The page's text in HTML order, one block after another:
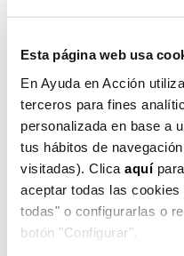
Esta página web usa
En Ayuda en Acción
terceros para fines
personalizada en base a
tus hábitos de
visitadas). Clica aquí
aceptar todas las
todas" o configurarlas o
botón "Configurar".
técnicos y, además,
desempeño profesional
las
consigas
Laintermediación
pilares. Colaboramos
sectores, creando una
oportunidades